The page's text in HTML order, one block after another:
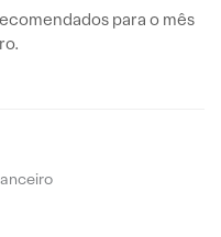
para o mês